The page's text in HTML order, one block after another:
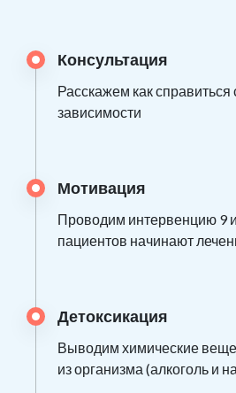
Консультация
Расскажем как
зависимости
Мотивация
Проводим интервенцию 9
пациентов начинают
Детоксикация
Выводим химические
из организма (алкоголь и